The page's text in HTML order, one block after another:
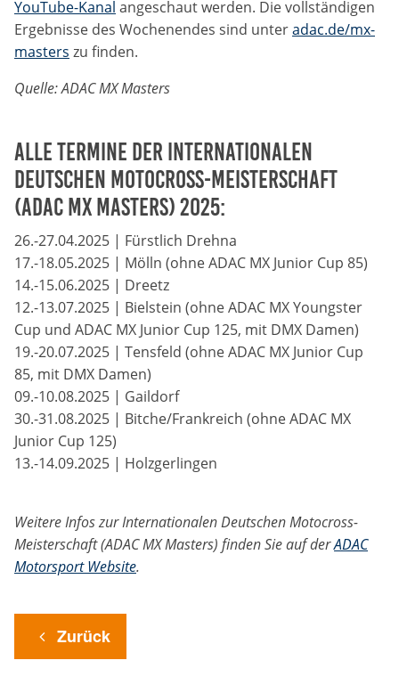
YouTube-Kanal angeschaut werden. Die vollständigen
Ergebnisse des Wochenendes sind unteradac.de/mx-
masters zu finden.
Quelle: ADAC MX Masters
Alle Termine der Internationalen
Deutschen Motocross-Meisterschaft
(ADAC MX Masters) 2025:
26.-27.04.2025 | Fürstlich Drehna
17.-18.05.2025 | Mölln (ohne ADAC MX Junior Cup 85)
14.-15.06.2025 | Dreetz
12.-13.07.2025 | Bielstein (ohne ADAC MX Youngster
Cup und ADAC MX Junior Cup 125, mit DMX Damen)
19.-20.07.2025 | Tensfeld (ohne ADAC MX Junior Cup
85, mit DMX Damen)
09.-10.08.2025 | Gaildorf
30.-31.08.2025 | Bitche/Frankreich (ohne ADAC MX
Junior Cup 125)
13.-14.09.2025 | Holzgerlingen
Weitere Infos zur Internationalen Deutschen Motocross-
Meisterschaft (ADAC MX Masters) finden Sie auf derADAC
Motorsport Website.
Zurück
Marketing-Cookies werden von Drittanbietern verwendet,
um personalisierte Werbung anzuzeigen. Dazu verfolgen
sie die Aktivitäten der Besucher über verschiedene
Websites hinweg.
Name:
_gcl_aw, _gcl_gs, _gclid, _gcl_au, FPGCLAW, FPAU
Anbieter:
Zweck:
Wir nutzen Marketing-Cookies, um den Erfolg unserer
Online-Werbemaßnahmen auf anderen Seiten zu
messen und damit eine optimale Verteilung unseres
Werbebudgets zu gewährleisten.
Cookie Laufzeit:
90 Tage